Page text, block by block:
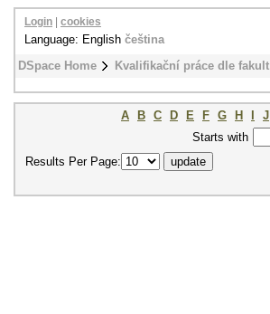
DSpace Home Kvalifikační práce dle fakult
Login cookies
Language: English čeština
A B C D E F G H J
Starts with
Results Per Page: